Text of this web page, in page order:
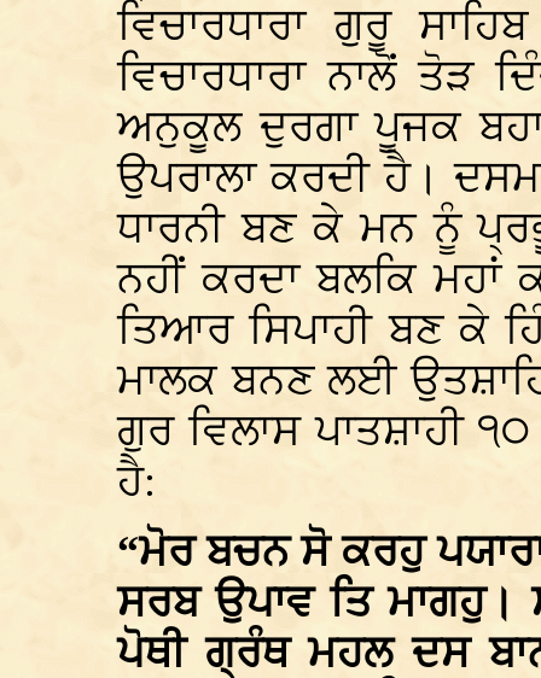
ਵਿਚਾਰਧਾਰਾ ਗੁਰੂ
ਵਿਚਾਰਧਾਰਾ ਨਾਲੋਂ ਤੋੜ
ਅਨੁਕੂਲ ਦੁਰਗਾ ਪੂਜਕ
ਉਪਰਾਲਾ ਕਰਦੀ ਹੈ।
ਧਾਰਨੀ ਬਣ ਕੇ ਮਨ ਨੂੰ
ਨਹੀਂ ਕਰਦਾ ਬਲਕਿ
ਤਿਆਰ ਸਿਪਾਹੀ ਬਣ ਕੇ
ਮਾਲਕ ਬਨਣ ਲਈ
ਗੁਰ ਵਿਲਾਸ ਪਾਤਸ਼ਾਹੀ
ਹੈ:
“ਮੋਰ ਬਚਨ ਸੋ ਕਰਹੁ
ਸਰਬ ਉਪਾਵ ਤਿ ਮਾਗਹੁ।
ਪੋਥੀ ਗ੍ਰੰਥ ਮਹਲ ਦਸ